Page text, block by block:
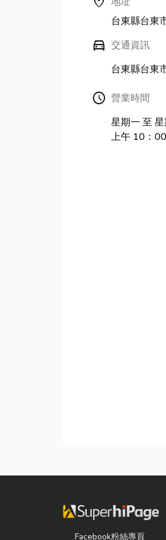
台東縣台東
directions_car 交通資訊
台東縣台東
Schedule 營業時間
星期一 至 星
上午 10：
Facebook粉絲專頁